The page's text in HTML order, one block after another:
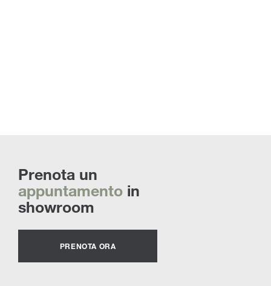
Prenota un
appuntamento in
showroom
PRENOTA ORA